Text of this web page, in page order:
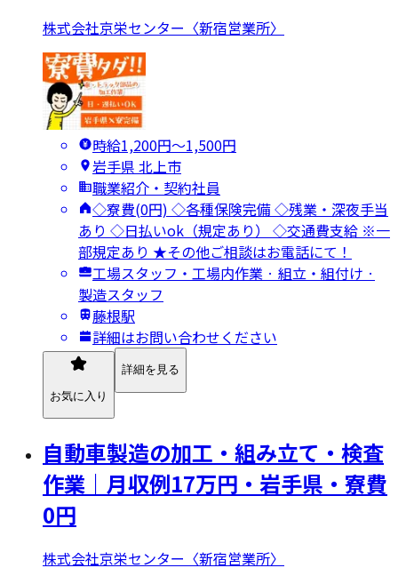
株式会社京栄センター〈新宿営業所〉
時給1,200円〜1,500円
岩手県 北上市
職業紹介・契約社員
◇寮費(0円) ◇各種保険完備 ◇残業・深夜手当
あり ◇日払いok（規定あり） ◇交通費支給 ※一
部規定あり ★その他ご相談はお電話にて！
工場スタッフ・工場内作業 · 組立・組付け ·
製造スタッフ
藤根駅
詳細はお問い合わせください
お気に入り
詳細を見る
自動車製造の加工・組み立て・検査
作業｜月収例17万円・岩手県・寮費
0円
株式会社京栄センター〈新宿営業所〉